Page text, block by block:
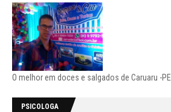
O melhor em doces e salgados de Caruaru -PE
PSICOLOGA